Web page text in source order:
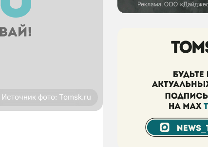
Источник фото: Tomsk.ru